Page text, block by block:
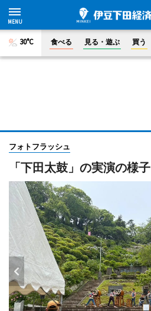
30°C 食べる 見る・遊ぶ 買う
フォトフラッシュ
「下田太鼓」の実演の様子